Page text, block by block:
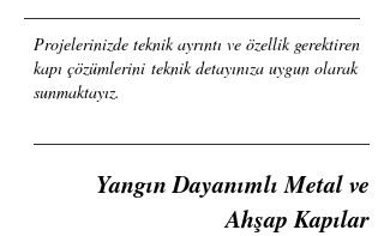
Projelerinizde teknik ayrıntı ve özellik gerektiren
kapı çözümlerini teknik detayınıza uygun olarak
sunmaktayız.
Yangın Dayanımlı Metal ve
Ahşap Kapılar